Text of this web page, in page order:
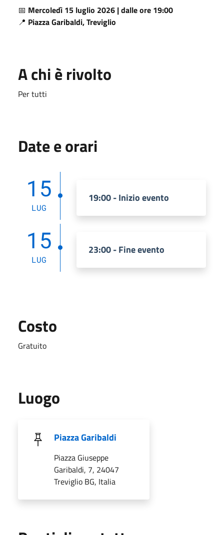
📅 Mercoledì 15 luglio 2026 | dalle ore 19:00
📍 Piazza Garibaldi, Treviglio
A chi è rivolto
Per tutti
Date e orari
15
LUG
19:00 - Inizio evento
15
LUG
23:00 - Fine evento
Costo
Gratuito
Luogo
Piazza Garibaldi
Piazza Giuseppe
Garibaldi, 7, 24047
Treviglio BG, Italia